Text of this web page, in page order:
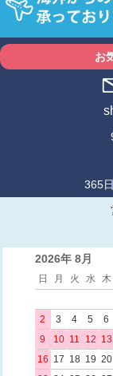
お
365
2026年 8月
日 月 火 水 木
2
3 4 5 6
9
10 11 12 13
16 17 18 19 20